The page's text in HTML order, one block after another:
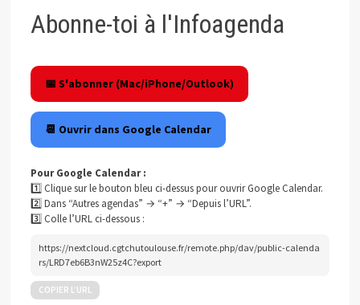
Abonne-toi à l'Infoagenda
📅 S'abonner (Mac/iPhone/Outlook)
📆 Ouvrir dans Google Calendar
Pour Google Calendar :
1️⃣ Clique sur le bouton bleu ci-dessus pour ouvrir Google Calendar.
2️⃣ Dans “Autres agendas” → “+” → “Depuis l’URL”.
3️⃣ Colle l’URL ci-dessous :
https://nextcloud.cgtchutoulouse.fr/remote.php/dav/public-calenda
rs/LRD7eb6B3nW25z4C?export
COPIER L’URL